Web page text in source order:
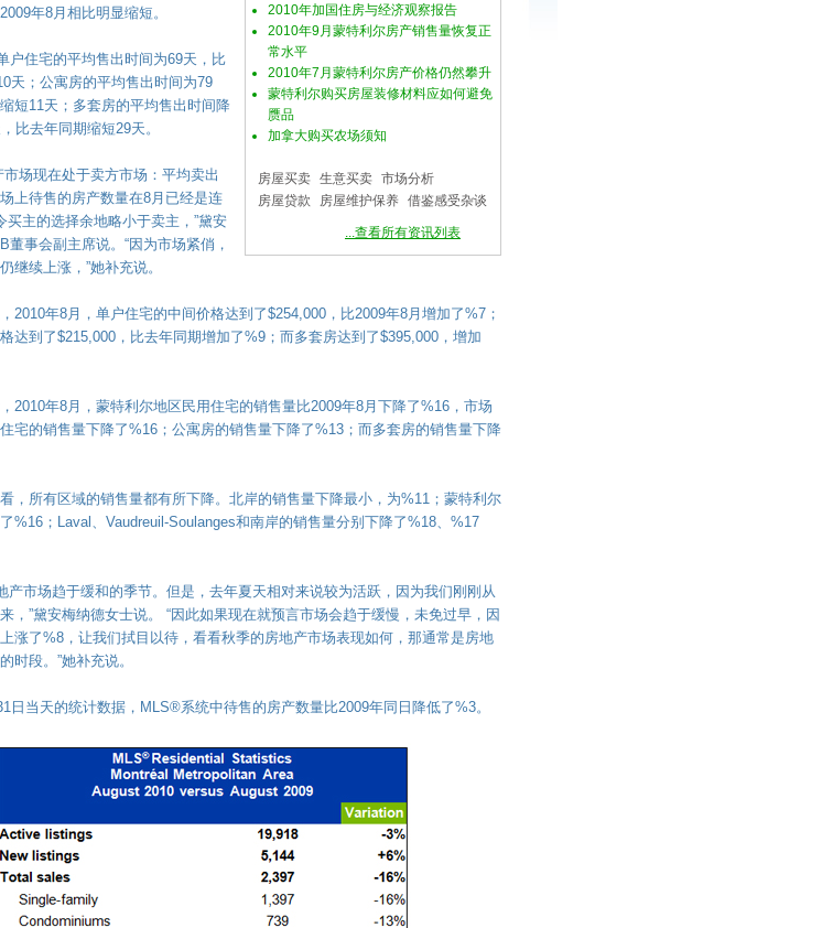
2010年加国住房与经济观察报告
2010年9月蒙特利尔房产销售量恢复正
常水平
2010年7月蒙特利尔房产价格仍然攀升
蒙特利尔购买房屋装修材料应如何避免
赝品
加拿大购买农场须知
房屋买卖 生意买卖 市场分析
房屋贷款
房屋维护保养 借鉴感受杂谈
...查看所有资讯列表
年8月相比明显缩短。
户住宅的平均售出时间为69天，比
天；公寓房的平均售出时间为79
短11天；多套房的平均售出时间降
比去年同期缩短29天。
市场现在处于卖方市场：平均卖出
上待售的房产数量在8月已经是连
买主的选择余地略小于卖主，”黛安
董事会副主席说。“因为市场紧俏，
继续上涨，”她补充说。
2010年8月，单户住宅的中间价格达到了$254,000，比2009年8月增加了%7；
达到了$215,000，比去年同期增加了%9；而多套房达到了$395,000，增加
2010年8月，蒙特利尔地区民用住宅的销售量比2009年8月下降了%16，市场
宅的销售量下降了%16；公寓房的销售量下降了%13；而多套房的销售量下降
，所有区域的销售量都有所下降。北岸的销售量下降最小，为%11；蒙特利尔
%16；Laval、Vaudreuil-Soulanges和南岸的销售量分别下降了%18、%17
产市场趋于缓和的季节。但是，去年夏天相对来说较为活跃，因为我们刚刚从
，”黛安梅纳德女士说。 “因此如果现在就预言市场会趋于缓慢，未免过早，因
涨了%8，让我们拭目以待，看看秋季的房地产市场表现如何，那通常是房地
时段。”她补充说。
日当天的统计数据，MLS®系统中待售的房产数量比2009年同日降低了%3。